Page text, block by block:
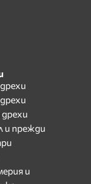
и прежди
и